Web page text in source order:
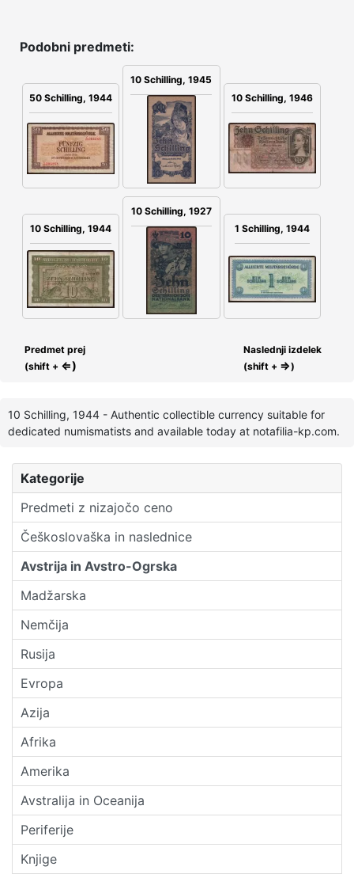
Kategorije
Predmeti z nizajočo ceno
Češkoslovaška in naslednice
Avstrija in Avstro-Ogrska
Madžarska
Nemčija
Rusija
Evropa
Azija
Afrika
Amerika
Avstralija in Oceanija
Periferije
Knjige
Podobni predmeti:
50 Schilling, 1944
10 Schilling, 1945
10 Schilling, 1946
10 Schilling, 1944
10 Schilling, 1927
1 Schilling, 1944
Predmet prej
(shift + ⇐)
Naslednji izdelek
(shift + ⇒)
10 Schilling, 1944 - Authentic collectible currency suitable for
dedicated numismatists and available today at notafilia-kp.com.